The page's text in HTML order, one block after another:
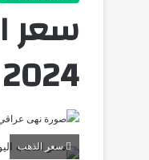
2024
سعر الذهب